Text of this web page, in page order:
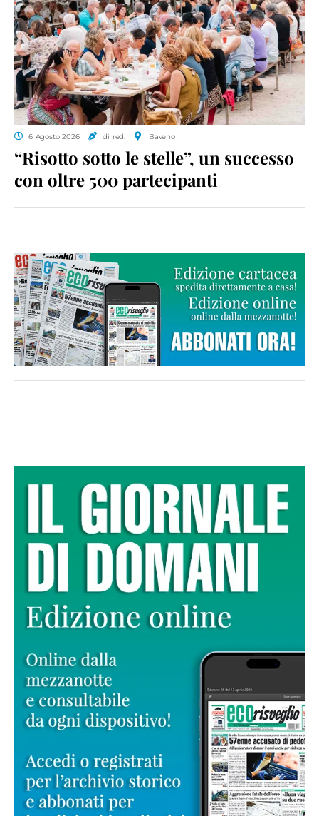
6 Agosto 2026 di red. Baveno
“Risotto sotto le stelle”, un successo
con oltre 500 partecipanti